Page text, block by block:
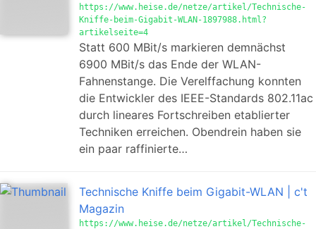
https://www.heise.de/netze/artikel/Technische-
Kniffe-beim-Gigabit-WLAN-1897988.html?
artikelseite=4
Statt 600 MBit/s markieren demnächst
6900 MBit/s das Ende der WLAN-
Fahnenstange. Die Verelffachung konnten
die Entwickler des IEEE-Standards 802.11ac
durch lineares Fortschreiben etablierter
Techniken erreichen. Obendrein haben sie
ein paar raffinierte…
Technische Kniffe beim Gigabit-WLAN | c't
Magazin
https://www.heise.de/netze/artikel/Technische-